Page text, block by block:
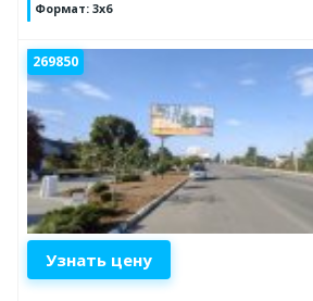
Формат: 3x6
269850
Узнать цену